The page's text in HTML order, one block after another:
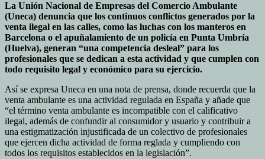
La Unión Nacional de Empresas del Comercio Ambulante
(Uneca) denuncia que los continuos conflictos generados por la
venta ilegal en las calles, como las luchas con los manteros en
Barcelona o el apuñalamiento de un policía en Punta Umbría
(Huelva), generan “una competencia desleal” para los
profesionales que se dedican a esta actividad y que cumplen con
todo requisito legal y económico para su ejercicio.
Así se expresa Uneca en una nota de prensa, donde recuerda que la
venta ambulante es una actividad regulada en España y añade que
“el término venta ambulante es incompatible con el calificativo
ilegal, además de confundir al consumidor y usuario y contribuir a
una estigmatización injustificada de un colectivo de profesionales
que ejercen dicha actividad de forma reglada y cumpliendo con
todos los requisitos establecidos en la legislación”.